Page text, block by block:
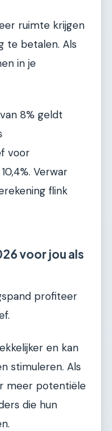
ruimte krijgen
te betalen. Als
in je
8% geldt
voor
Verwar
flink
voor jou als
profiteer
en kan
stimuleren. Als
meer potentiële
die hun